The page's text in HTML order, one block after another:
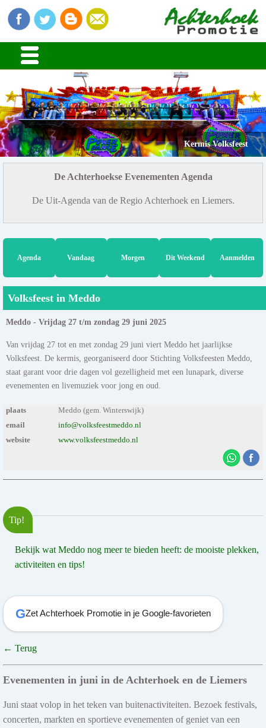
Kermis Volksfeest
De Achterhoekse Evenementen Agenda
De Uit-Agenda van de Regio Achterhoek en Liemers.
Agenda Vandaag Morgen Dit Weekend Aanmelden
Volksfeest in Meddo
Meddo - Vrijdag 27 t/m zondag 29 juni 2025
Van vrijdag 27 tot en met zondag 29 juni viert Meddo het jaarlijkse
Volksfeest. De kermis, georganiseerd door Stichting Volksfeesten Meddo,
staat garant voor drie dagen vol gezelligheid met een lunapark, diverse
evenementen en livemuziek voor jong en oud.
plaats
Meddo (gem. Winterswijk)
email
info@volksfeestmeddo.nl
website
www.volksfeestmeddo.nl
Tip!
Bekijk wat Meddo nog meer te bieden heeft: de mooiste plekken,
activiteiten en tips!
GZet Achterhoek Promotie in je Google-favorieten
← Terug
Evenementen in juni in de Achterhoek en de Liemers
Juni staat volop in het teken van buitenactiviteiten. Bezoek festivals,
concerten, markten en sportieve evenementen of geniet van een